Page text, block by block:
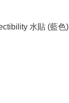
水貼 (藍色)